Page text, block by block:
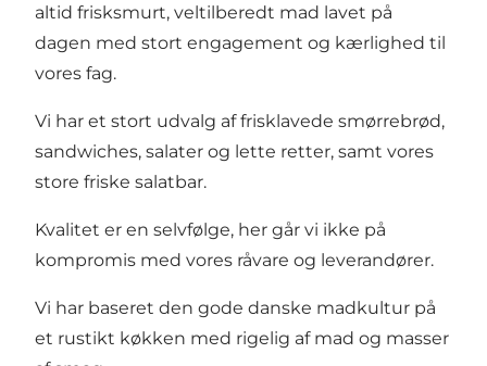
altid frisksmurt, veltilberedt mad lavet på
dagen med stort engagement og kærlighed til
vores fag.
Vi har et stort udvalg af frisklavede smørrebrød,
sandwiches, salater og lette retter, samt vores
store friske salatbar.
Kvalitet er en selvfølge, her går vi ikke på
kompromis med vores råvare og leverandører.
Vi har baseret den gode danske madkultur på
et rustikt køkken med rigelig af mad og masser